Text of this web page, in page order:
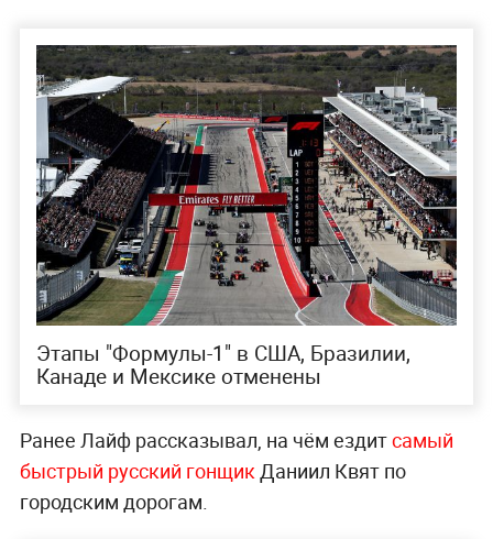
Этапы "Формулы-1" в США, Бразилии,
Канаде и Мексике отменены
Ранее Лайф рассказывал, на чём ездитсамый
быстрый русский гонщик Даниил Квят по
городским дорогам.